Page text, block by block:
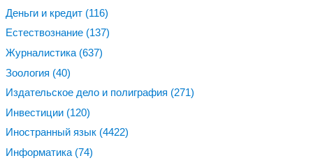
Деньги и кредит (116)
Естествознание (137)
Журналистика (637)
Зоология (40)
Издательское дело и полиграфия (271)
Инвестиции (120)
Иностранный язык (4422)
Информатика (74)